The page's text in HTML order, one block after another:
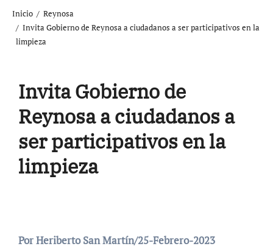
Inicio
Reynosa
Invita Gobierno de Reynosa a ciudadanos a ser participativos en la
limpieza
Invita Gobierno de
Reynosa a ciudadanos a
ser participativos en la
limpieza
Por Heriberto San Martín/25-Febrero-2023